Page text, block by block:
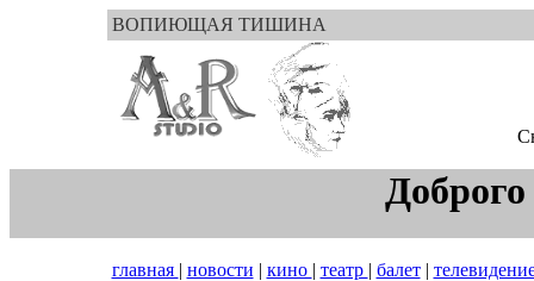
ВОПИЮЩАЯ ТИШИНА
главная | новости | кино | театр | балет|